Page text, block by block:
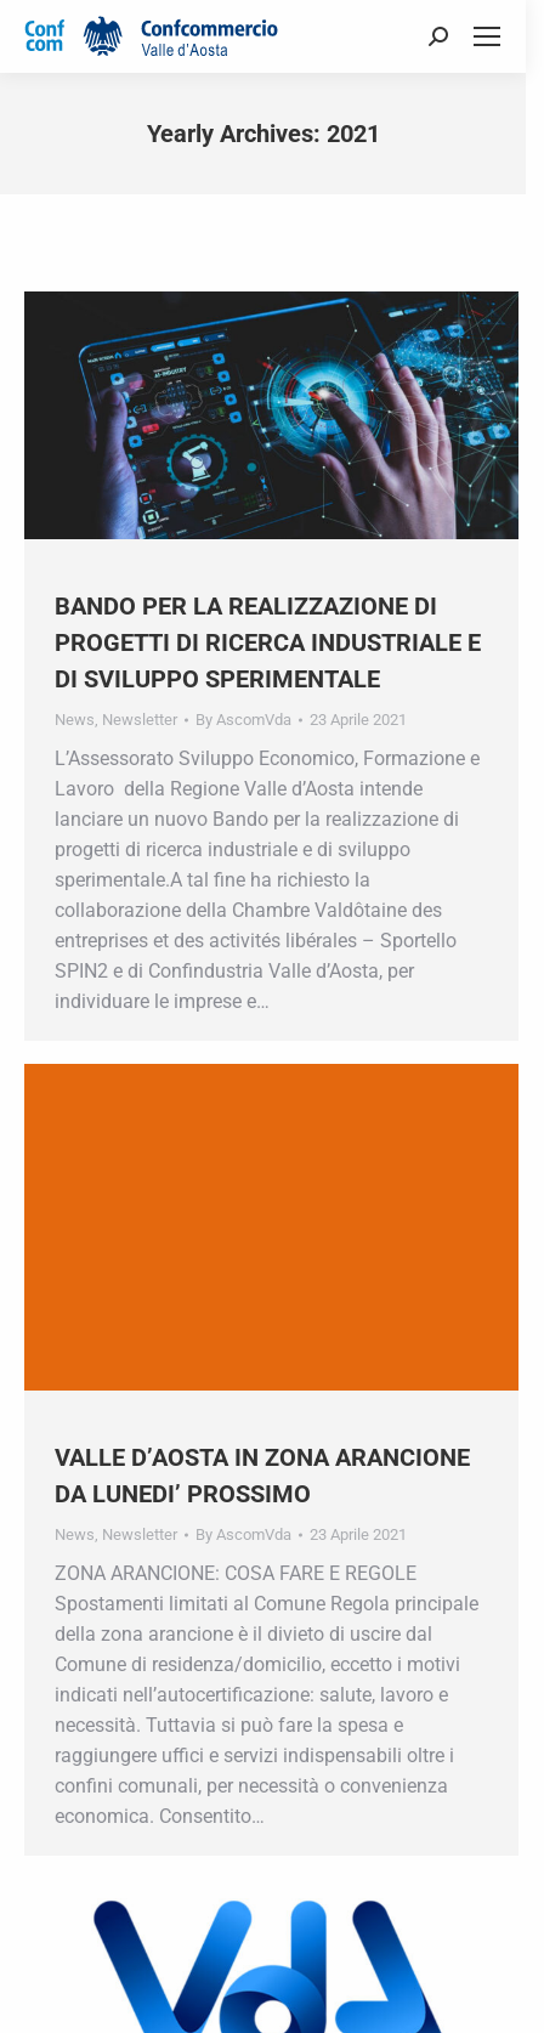
Yearly Archives: 2021
BANDO PER LA REALIZZAZIONE DI
PROGETTI DI RICERCA INDUSTRIALE
E DI SVILUPPO SPERIMENTALE
News Newsletter By AscomVda 23 Aprile 2021
L’Assessorato Sviluppo Economico, Formazione
e Lavoro della Regione Valle d’Aosta intende
lanciare un nuovo Bando per la realizzazione di
progetti di ricerca industriale e di sviluppo
sperimentale.A tal fine ha richiesto la
collaborazione della Chambre Valdôtaine des
entreprises et des activités libérales – Sportello
SPIN2 e di Confindustria Valle d’Aosta, per
individuare le imprese e…
DA LUNEDI’ PROSSIMO
Spostamenti limitati al Comune Regola
principale della zona arancione è il divieto di
uscire dal Comune di residenza/domicilio,
eccetto i motivi indicati nell’autocertificazione:
salute, lavoro e necessità. Tuttavia si può fare la
spesa e raggiungere uffici e servizi
indispensabili oltre i confini comunali, per
necessità o convenienza economica.
Consentito…